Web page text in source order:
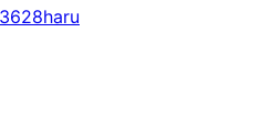
3628haru